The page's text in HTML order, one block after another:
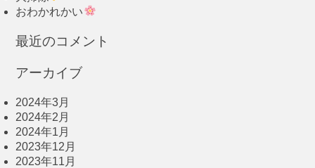
おわかれかい
最近のコメント
アーカイブ
2024年3月
2024年2月
2024年1月
2023年12月
2023年11月